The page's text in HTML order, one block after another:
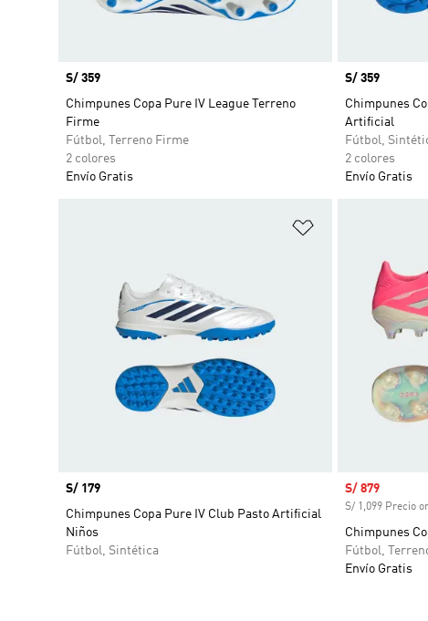
Precio
S/ 359
Chimpunes Copa Pure IV League Terreno
Firme
Fútbol, Terreno Firme
2 colores
Envío Gratis
Precio
S/ 359
Chimpunes
Artificial
Fútbol,
2 colores
Envío Gratis
Precio
S/ 179
Chimpunes Copa Pure IV Club Pasto Artificial
Niños
Fútbol, Sintética
Precio de venta
S/ 879
S/ 1,099 Precio
Chimpunes
Fútbol,
Envío Gratis